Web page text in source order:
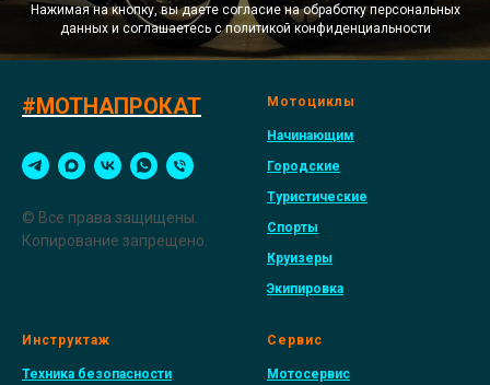
Нажимая на кнопку, вы даете согласие на обработку персональных
данных и соглашаетесь c политикой конфиденциальности
#МОТНАПРОКАТ
© Все права защищены.
Копирование запрещено.
Мотоциклы
Начинающим
Городские
Туристические
Спорты
Круизеры
Экипировка
Инструктаж
Техника безопасности
Сервис
Мотосервис